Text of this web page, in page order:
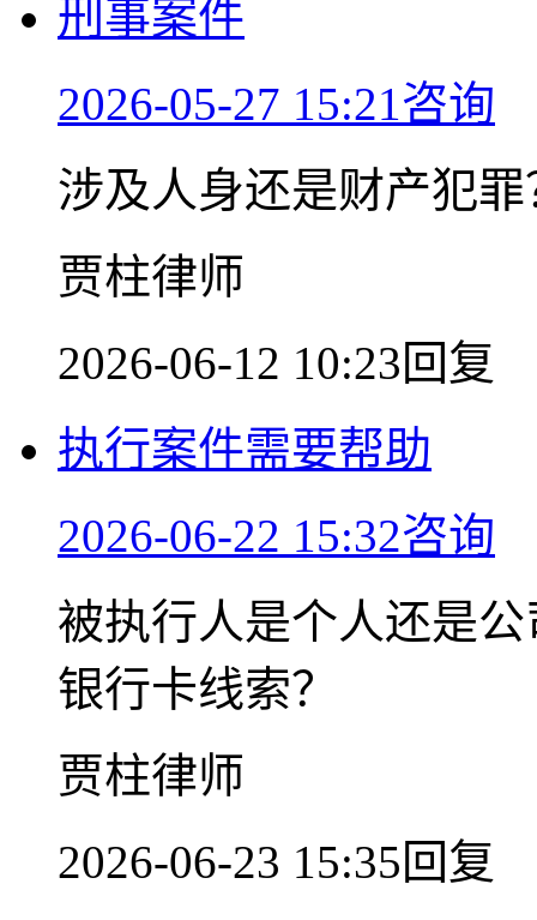
刑事案件
2026-05-27 15:21咨询
涉及人身还是财产犯罪
贾柱律师
2026-06-12 10:23回复
执行案件需要帮助
2026-06-22 15:32咨询
被执行人是个人还是
银行卡线索？
贾柱律师
2026-06-23 15:35回复